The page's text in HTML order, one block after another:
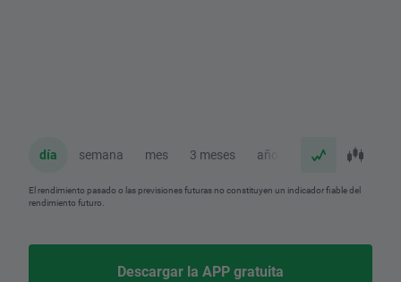
día semana mes 3 meses año
El rendimiento pasado o las previsiones futuras no constituyen un indicador fiable del
rendimiento futuro.
Descargar la APP gratuita